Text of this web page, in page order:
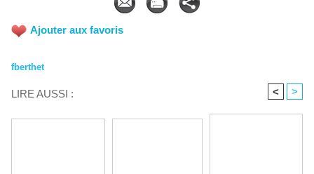
Ajouter aux favoris
fberthet
LIRE AUSSI : < >